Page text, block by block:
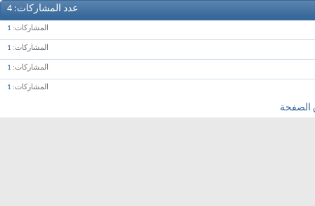
عدد المشاركات 4
المشاركات 1
المشاركات 1
المشاركات 1
المشاركات 1
الصفحة